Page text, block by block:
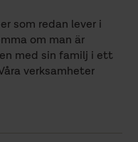
som redan lever i
om man är
med sin familj i ett
verksamheter